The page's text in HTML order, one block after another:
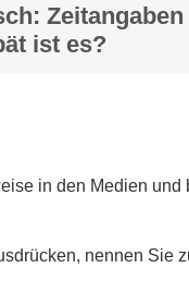
ist es?
in den Medien
nennen Sie